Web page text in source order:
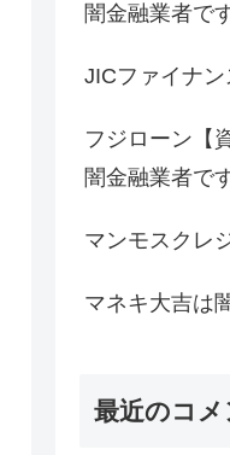
闇金融業者で
JICファイナン
フジローン【
闇金融業者で
マンモスクレ
マネキ大吉は
最近のコメ